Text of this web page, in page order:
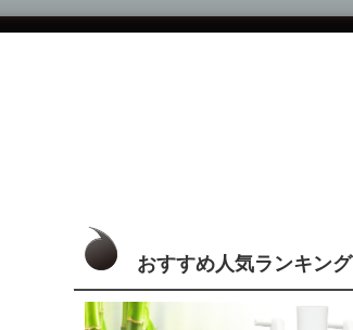
おすすめ人気ランキング